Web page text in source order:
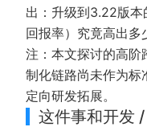
出：升级到3.22版
回报率）究竟高出多
注：本文探讨的高
制化链路尚未作为
定向研发拓展。
这件事和开发